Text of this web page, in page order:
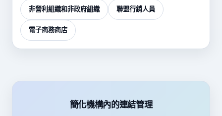
非營利組織和非政府組織 聯盟行銷人員
電子商務商店
簡化機構內的連結管理